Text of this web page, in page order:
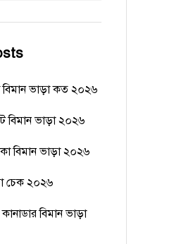
বিমান ভাড়া কত ২০২৬
বিমান ভাড়া ২০২৬
বিমান ভাড়া ২০২৬
চেক ২০২৬
বিমান ভাড়া